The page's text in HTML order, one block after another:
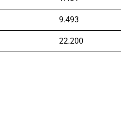
9.493
22.200